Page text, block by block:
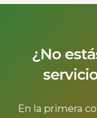
¿No
En la primera